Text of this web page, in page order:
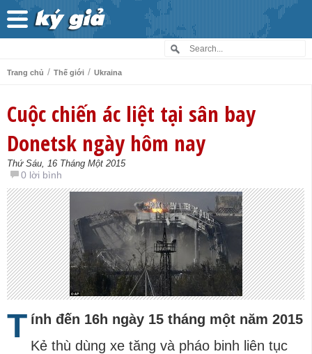
Trang chủ / Thế giới / Ukraina
Cuộc chiến ác liệt tại sân bay
Donetsk ngày hôm nay
Thứ Sáu, 16 Tháng Một 2015
0 lời bình
T ính đến 16h ngày 15 tháng một năm 2015
Kẻ thù dùng xe tăng và pháo binh liên tục